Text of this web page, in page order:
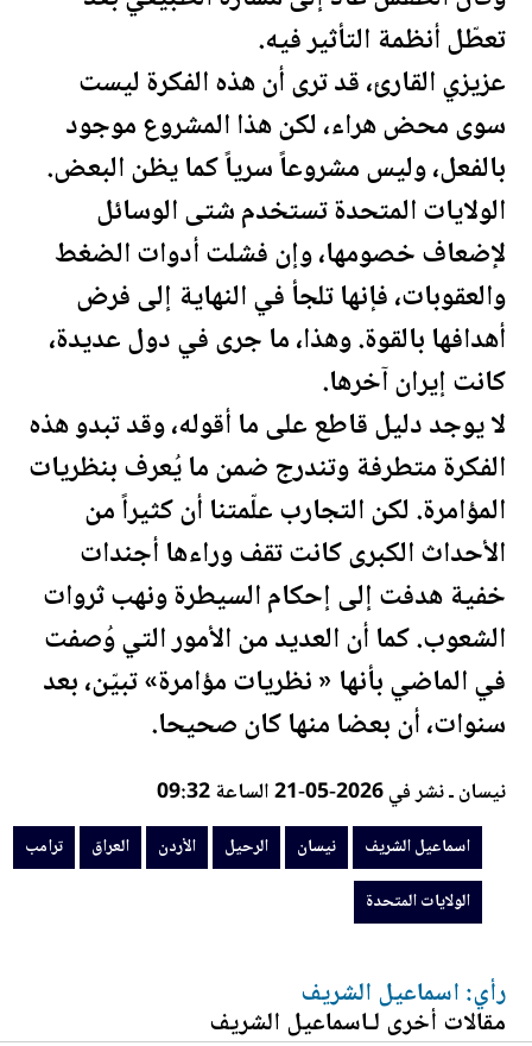
تعطّل أنظمة التأثير فيه.
عزيزي القارئ، قد ترى أن هذه الفكرة ليست
سوى محض هراء، لكن هذا المشروع موجود
بالفعل، وليس مشروعاً سرياً كما يظن البعض.
الولايات المتحدةتستخدم شتى الوسائل
لإضعاف خصومها، وإن فشلت أدوات الضغط
والعقوبات، فإنها تلجأ في النهاية إلى فرض
أهدافها بالقوة. وهذا، ما جرى في دول عديدة،
كانت إيران آخرها.
لا يوجد دليل قاطع على ما أقوله، وقد تبدو هذه
الفكرة متطرفة وتندرج ضمن ما يُعرف بنظريات
المؤامرة. لكن التجارب علّمتنا أن كثيراً من
الأحداث الكبرى كانت تقف وراءها أجندات
خفية هدفت إلى إحكام السيطرة ونهب ثروات
الشعوب. كما أن العديد من الأمور التي وُصفت
في الماضي بأنها « نظريات مؤامرة» تبيّن، بعد
سنوات، أن بعضا منها كان صحيحا.
نيسان ـ نشر في 2026-05-21 الساعة 09:32
اسماعيل الشريف نيسان الرحيل الأردن العراق
ترامب
الولايات المتحدة
رأي: اسماعيل الشريف
مقالات أخرى لـاسماعيل الشريف